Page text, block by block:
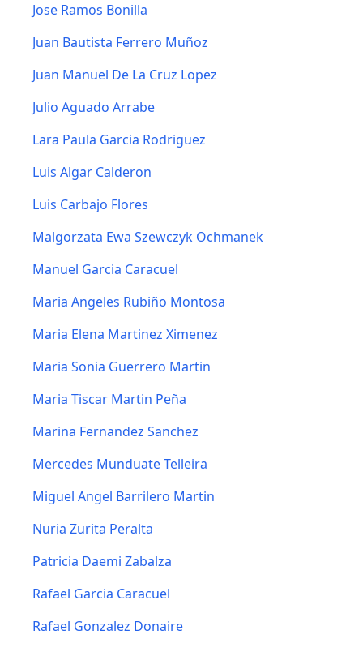
Jose Ramos Bonilla
Juan Bautista Ferrero Muñoz
Juan Manuel De La Cruz Lopez
Julio Aguado Arrabe
Lara Paula Garcia Rodriguez
Luis Algar Calderon
Luis Carbajo Flores
Malgorzata Ewa Szewczyk Ochmanek
Manuel Garcia Caracuel
Maria Angeles Rubiño Montosa
Maria Elena Martinez Ximenez
Maria Sonia Guerrero Martin
Maria Tiscar Martin Peña
Marina Fernandez Sanchez
Mercedes Munduate Telleira
Miguel Angel Barrilero Martin
Nuria Zurita Peralta
Patricia Daemi Zabalza
Rafael Garcia Caracuel
Rafael Gonzalez Donaire